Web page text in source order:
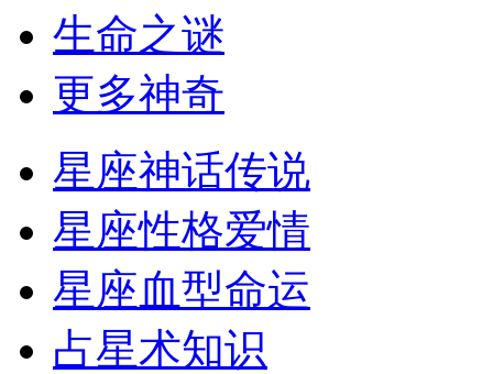
生命之谜
更多神奇
星座神话传说
星座性格爱情
星座血型命运
占星术知识